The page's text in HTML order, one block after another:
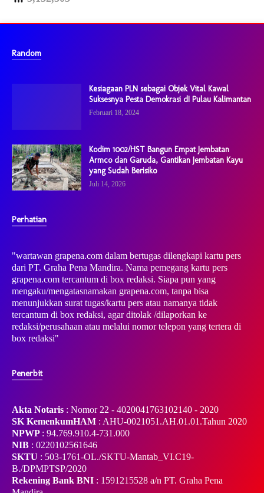
Random
Kesiagaan PLN sebagai Objek Vital Kawal
Suksesnya Pesta Demokrasi dI Pulau Kalimantan
Februari 18, 2024
Kodim 1002/HST Bangun Empat Jembatan
Armco dan Garuda, Gantikan Jembatan Kayu
yang Sudah Berisiko
Juli 14, 2026
Perhatian
"wartawan grapena.com dalam bertugas dilengkapi kartu pers
dari PT. Graha Pena Mandira. Nama pemegang kartu pers
grapena.com tercantum di box redaksi. Siapa pun yang
mengaku/mengatasnamakan grapena.com, tanpa bisa
menunjukkan surat tugas/kartu pers atau namanya tidak
tercantum di box redaksi, agar ditolak /dilaporkan ke
redaksi/perusahaan atau melalui nomor telepon yang tertera di
box redaksi"
Penerbit
Akta Notaris : Nomor 22 - 4020041763102140 - 2020
SK KemenkumHAM : AHU-0021051.AH.01.01.Tahun 2020
NPWP : 94.769.910.4-731.000
NIB : 0220102561646
SKTU : 503-1761-OL./SKTU-Mantab_VI.C19-
B./DPMPTSP/2020
Rekening Bank BNI : 1591215528 a/n PT. Graha Pena